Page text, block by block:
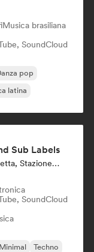
Musica brasiliana
SoundCloud
pop
latina
Sub Labels
Canale Youtube/Twitch, Etichetta, Stazione Radio
SoundCloud
Minimal
Techno